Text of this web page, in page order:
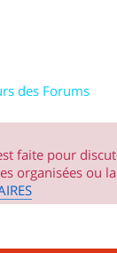
des Forums
faite pour
organisées ou